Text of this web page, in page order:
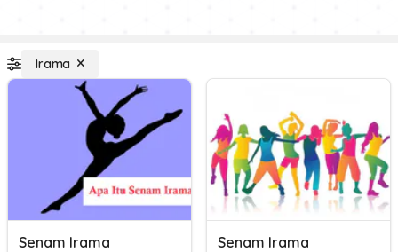
Irama
Senam Irama Senam Irama